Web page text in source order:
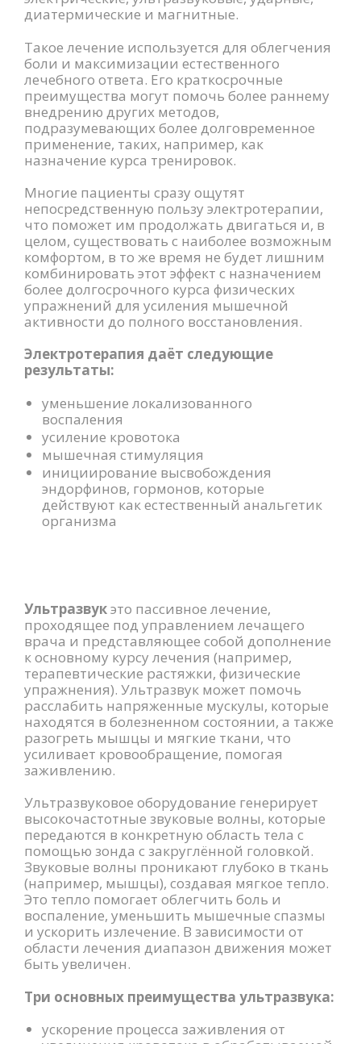
диатермические и магнитные.
Такое лечение используется для облегчения
боли и максимизации естественного
лечебного ответа. Его краткосрочные
преимущества могут помочь более раннему
внедрению других методов,
подразумевающих более долговременное
применение, таких, например, как
назначение курса тренировок.
Многие пациенты сразу ощутят
непосредственную пользу электротерапии,
что поможет им продолжать двигаться и, в
целом, существовать с наиболее возможным
комфортом, в то же время не будет лишним
комбинировать этот эффект с назначением
более долгосрочного курса физических
упражнений для усиления мышечной
активности до полного восстановления.
Электротерапия даёт следующие
результаты:
уменьшение локализованного
воспаления
усиление кровотока
мышечная стимуляция
инициирование высвобождения
эндорфинов, гормонов, которые
действуют как естественный анальгетик
организма
Ультразвукэто пассивное лечение,
проходящее под управлением лечащего
врача и представляющее собой дополнение
к основному курсу лечения (например,
терапевтические растяжки, физические
упражнения). Ультразвук может помочь
расслабить напряженные мускулы, которые
находятся в болезненном состоянии, а также
разогреть мышцы и мягкие ткани, что
усиливает кровообращение, помогая
заживлению.
Ультразвуковое оборудование генерирует
высокочастотные звуковые волны, которые
передаются в конкретную область тела с
помощью зонда с закруглённой головкой.
Звуковые волны проникают глубоко в ткань
(например, мышцы), создавая мягкое тепло.
Это тепло помогает облегчить боль и
воспаление, уменьшить мышечные спазмы
и ускорить излечение. В зависимости от
области лечения диапазон движения может
быть увеличен.
Три основных преимущества ультразвука:
ускорение процесса заживления от